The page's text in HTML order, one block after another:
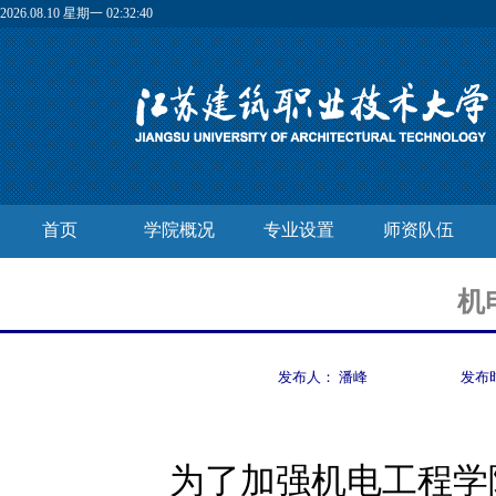
2026.08.10 星期一 02:32:41
首页 学院概况 专业设置 师资队伍
机
发布人：潘峰 发布
为了加强机电工程